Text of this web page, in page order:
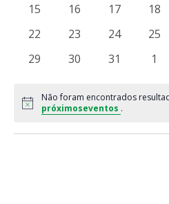
015
016
017
018
0
22
0
23
0
24
0
25
0
29
0
30
0
31
01
Notice
Não foram encontrados
próximoseventos .